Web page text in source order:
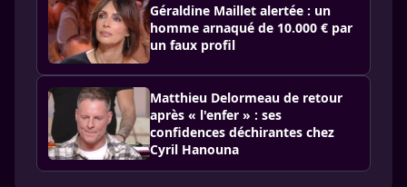
Géraldine Maillet alertée : un
homme arnaqué de 10.000 € par
un faux profil
Matthieu Delormeau de retour
après « l'enfer » : ses
confidences déchirantes chez
Cyril Hanouna